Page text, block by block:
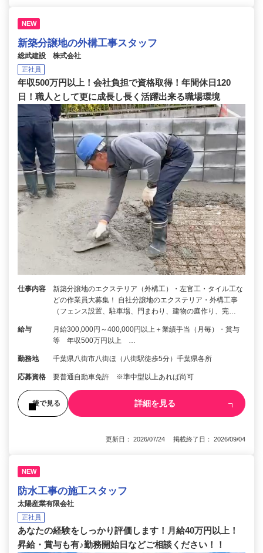
NEW
新築分譲地の外構工事スタッフ
総武建設 株式会社
正社員
年収500万円以上！会社負担で資格取得！年間休日120
日！職人として更に成長し長く活躍出来る職場環境
仕事内容
新築分譲地のエクステリア（外構工）・左官工・タイル工な
どの作業員大募集！ 自社分譲地のエクステリア・外構工事
（フェンス設置、駐車場、門まわり、建物の庭作り、完…
給与
月給300,000円～400,000円以上＋業績手当（月毎）・賞与
等 年収500万円以上 …
勤務地 千葉県八街市八街ほ（八街駅徒歩5分）千葉県各所
応募資格 要普通自動車免許 ※準中型以上あれば尚可
後で見る 詳細を見る
更新日： 2026/07/24 掲載終了日： 2026/09/04
NEW
防水工事の施工スタッフ
太陽産業有限会社
正社員
あなたの経験をしっかり評価します！月給40万円以上！
昇給・賞与も有♪勤務開始日などご相談ください！！